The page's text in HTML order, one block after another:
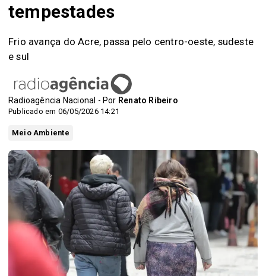
tempestades
Frio avança do Acre, passa pelo centro-oeste, sudeste
e sul
Radioagência Nacional - Por Renato Ribeiro
Publicado em 06/05/2026 14:21
Meio Ambiente